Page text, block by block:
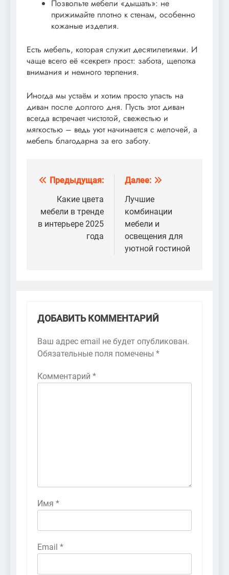
Позвольте мебели «дышать»: не
прижимайте плотно к стенам, особенно
кожаные изделия.
Есть мебель, которая служит десятилетиями. И
чаще всего её «секрет» прост: забота, щепотка
внимания и немного терпения.
Иногда мы устаём и хотим просто упасть на
диван после долгого дня. Пусть этот диван
всегда встречает чистотой, свежестью и
мягкостью – ведь уют начинается с мелочей, а
мебель благодарна за его заботу.
Навигация
записям
Предыдущая:
Какие цвета
мебели в тренде
в интерьере 2025
года
Далее:
Лучшие
комбинации
мебели и
освещения для
уютной гостиной
ДОБАВИТЬ КОММЕНТАРИЙ
Ваш адрес email не будет опубликован.
Обязательные поля помечены *
Комментарий *
Имя *
Email *